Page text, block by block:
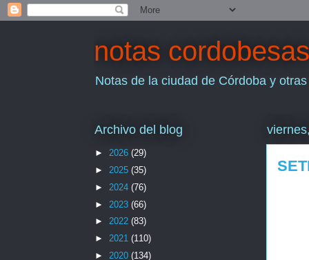
notas cordobesas
Notas de la ciudad de Córdoba y
Archivo del blog
► 2026 (29)
► 2025 (35)
► 2024 (76)
► 2023 (66)
► 2022 (83)
► 2021 (110)
► 2020 (134)